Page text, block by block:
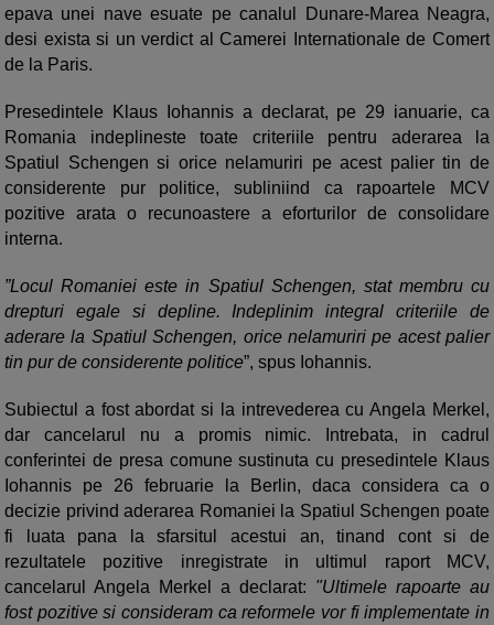
epava unei nave esuate pe canalul Dunare-Marea Neagra,
desi exista si un verdict al Camerei Internationale de Comert
de la Paris.
Presedintele Klaus Iohannis a declarat, pe 29 ianuarie, ca
Romania indeplineste toate criteriile pentru aderarea la
Spatiul Schengen si orice nelamuriri pe acest palier tin de
considerente pur politice, subliniind ca rapoartele MCV
pozitive arata o recunoastere a eforturilor de consolidare
interna.
”Locul Romaniei este in Spatiul Schengen, stat membru cu
drepturi egale si depline. Indeplinim integral criteriile de
aderare la Spatiul Schengen, orice nelamuriri pe acest palier
tin pur de considerente politice”, spus Iohannis.
Subiectul a fost abordat si la intrevederea cu Angela Merkel,
dar cancelarul nu a promis nimic. Intrebata, in cadrul
conferintei de presa comune sustinuta cu presedintele Klaus
Iohannis pe 26 februarie la Berlin, daca considera ca o
decizie privind aderarea Romaniei la Spatiul Schengen poate
fi luata pana la sfarsitul acestui an, tinand cont si de
rezultatele pozitive inregistrate in ultimul raport MCV,
cancelarul Angela Merkel a declarat: "Ultimele rapoarte au
fost pozitive si consideram ca reformele vor fi implementate in